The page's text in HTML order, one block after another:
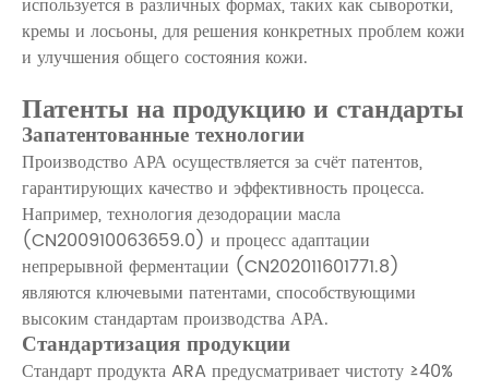
кремы и лосьоны, для решения конкретных проблем кожи
и улучшения общего состояния кожи.
Патенты на продукцию и стандарты
Запатентованные технологии
Производство АРА осуществляется за счёт патентов,
гарантирующих качество и эффективность процесса.
Например, технология дезодорации масла
(CN200910063659.0) и процесс адаптации
непрерывной ферментации (CN202011601771.8)
являются ключевыми патентами, способствующими
высоким стандартам производства АРА.
Стандартизация продукции
Стандарт продукта ARA предусматривает чистоту ≥40%